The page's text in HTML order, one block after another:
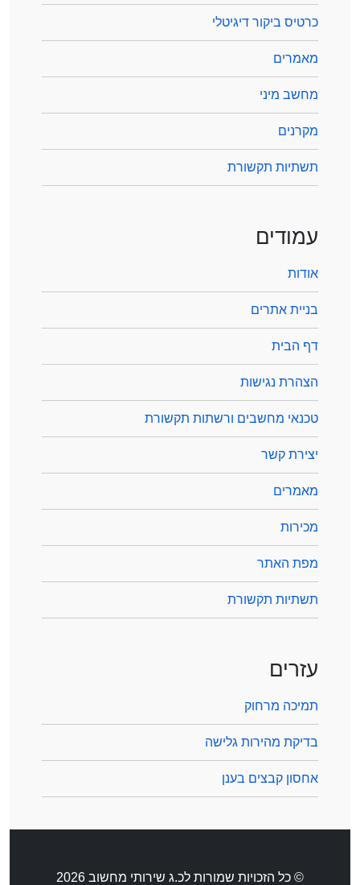
כרטיס ביקור דיגיטלי
מאמרים
מחשב מיני
מקרנים
תשתיות תקשורת
עמודים
אודות
בניית אתרים
דף הבית
הצהרת נגישות
טכנאי מחשבים ורשתות תקשורת
יצירת קשר
מאמרים
מכירות
מפת האתר
תשתיות תקשורת
עזרים
תמיכה מרחוק
בדיקת מהירות גלישה
אחסון קבצים בענן
© כל הזכויות שמורות לכ.ג שירותי מחשוב 2026